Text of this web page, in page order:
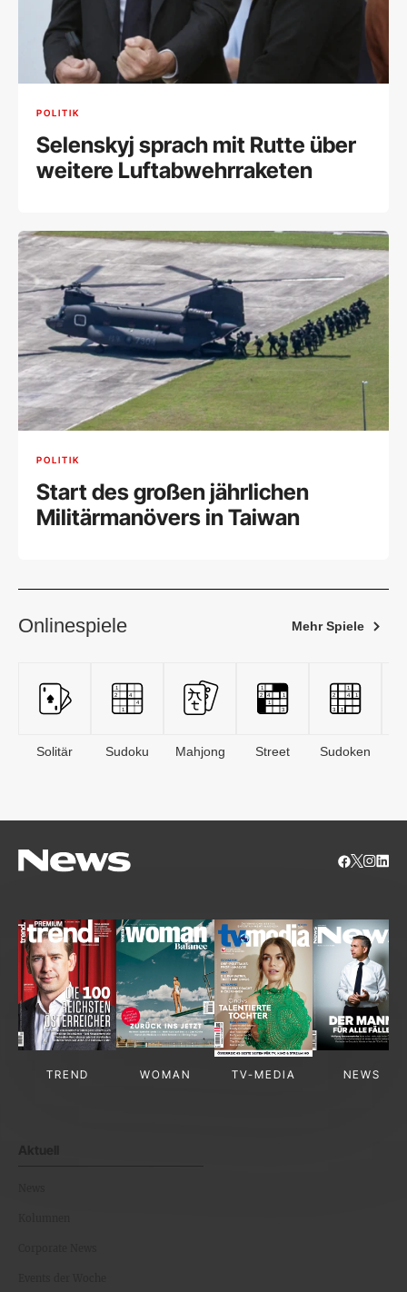
POLITIK
Selenskyj sprach mit Rutte über
weitere Luftabwehrraketen
POLITIK
Start des großen jährlichen
Militärmanövers in Taiwan
Onlinespiele Mehr Spiele
Solitär Sudoku Mahjong Street Sudoken
TREND WOMAN TV-MEDIA NEWS